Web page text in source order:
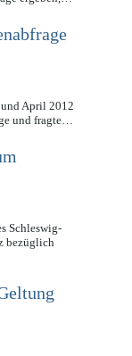
April 2012
und fragte…
Schleswig-
bezüglich